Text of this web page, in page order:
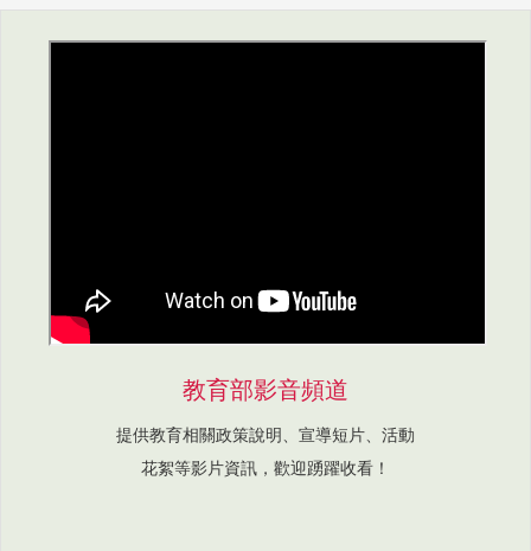
教育部影音頻道
提供教育相關政策說明、宣導短片、活動
花絮等影片資訊，歡迎踴躍收看！